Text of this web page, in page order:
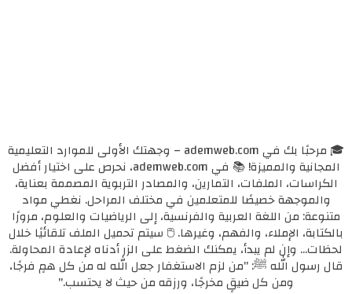
🎓 مرحبًا بك في ademweb.com – وجهتك الأولى للموارد التعليمية
المجانية والمميزة! 📚 في ademweb.com، نحرص على اختيار أفضل
الكراسات، الملفات، التمارين، والمصادر التربوية المصممة بعناية،
والموجهة خصيصًا للمتعلمين في مختلف المراحل. نغطي مواد
متنوعة: من اللغة العربية والفرنسية، إلى الرياضيات والعلوم، مرورًا
بالكتابة، الإملاء، والفهم، وغيرها. 🖱️ سيتم تحميل الملف تلقائيًا خلال
لحظات... وإن لم يبدأ، يمكنك الضغط على الزر أدناه لإعادة المحاولة.
قال رسول الله ﷺ: "من لزم الاستغفار جعل الله له من كل همٍ فرجًا،
ومن كل ضيقٍ مخرجًا، ورزقه من حيث لا يحتسب."